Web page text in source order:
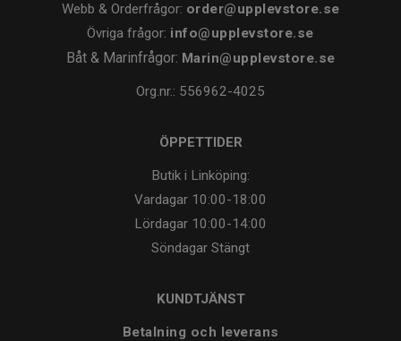
Webb & Orderfrågor: order@upplevstore.se
Övriga frågor: info@upplevstore.se
Båt & Marinfrågor: Marin@upplevstore.se
Org.nr.: 556962-4025
ÖPPETTIDER
Butik i Linköping:
Vardagar 10:00-18:00
Lördagar 10:00-14:00
Söndagar Stängt
KUNDTJÄNST
Betalning och leverans